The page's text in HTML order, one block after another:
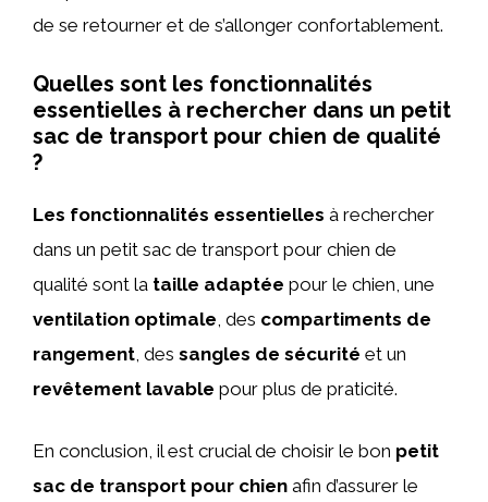
de se retourner et de s’allonger confortablement.
Quelles sont les fonctionnalités
essentielles à rechercher dans un petit
sac de transport pour chien de qualité
?
Les fonctionnalités essentielles à rechercher
dans un petit sac de transport pour chien de
qualité sont la taille adaptée pour le chien, une
ventilation optimale , des compartiments de
rangement , des sangles de sécurité et un
revêtement lavable pour plus de praticité.
En conclusion, il est crucial de choisir le bon petit
sac de transport pour chien afin d’assurer le